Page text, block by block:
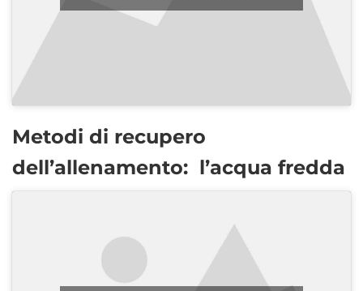
Metodi di recupero
dell’allenamento: l’acqua fredda